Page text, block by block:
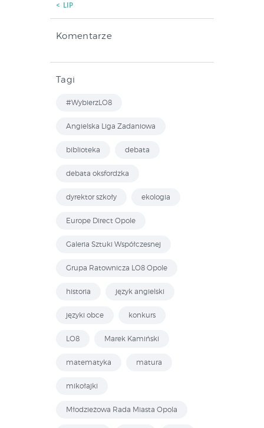
« LIP
Komentarze
Tagi
#WybierzLO8
Angielska Liga Zadaniowa
biblioteka debata
debata oksfordzka
dyrektor szkoły ekologia
Europe Direct Opole
Galeria Sztuki Współczesnej
Grupa Ratownicza LO8 Opole
historia język angielski
języki obce konkurs
LO8 Marek Kamiński
matematyka matura
mikołajki
Młodzieżowa Rada Miasta Opola